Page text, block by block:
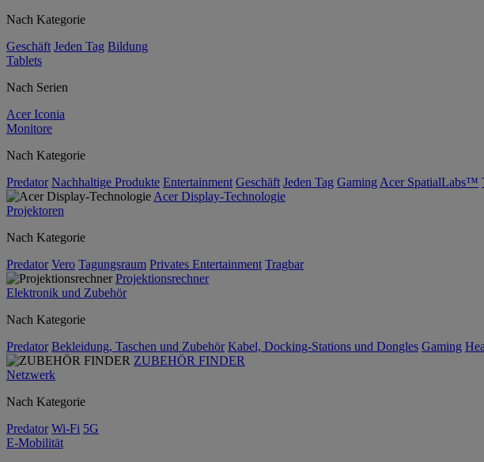
Nach Kategorie
Geschäft Jeden Tag Bildung
Tablets
Nach Serien
Acer Iconia
Monitore
Nach Kategorie
Predator Nachhaltige Produkte Entertainment Geschäft Jeden Tag Gaming Acer SpatialLabs™
Acer Display-Technologie
Projektoren
Nach Kategorie
Predator Vero Tagungsraum Privates Entertainment Tragbar
Projektionsrechner
Elektronik und Zubehör
Nach Kategorie
Predator Bekleidung, Taschen und Zubehör Kabel, Docking-Stations und Dongles Gaming
ZUBEHÖR FINDER
Netzwerk
Nach Kategorie
Predator Wi-Fi 5G
E-Mobilität